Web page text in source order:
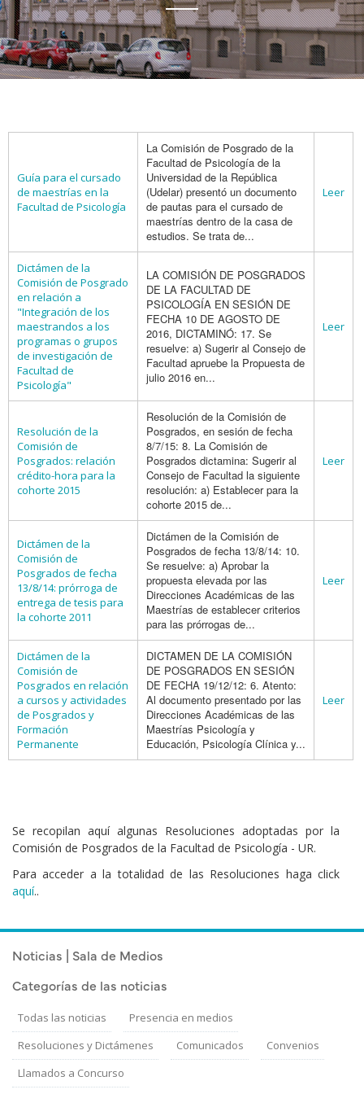
Noticias | Sala de Medios
Categorías de las noticias
Todas las noticias
Presencia en medios
Resoluciones y Dictámenes
Comunicados
Convenios
Llamados a Concurso
Se recopilan aquí algunas Resoluciones adoptadas por la
Comisión de Posgrados de la Facultad de Psicología - UR.
Para acceder a la totalidad de las Resoluciones haga click
aquí..
Guía para el cursado
de maestrías en la
Facultad de Psicología
La Comisión de Posgrado de la
Facultad de Psicología de la
Universidad de la República
(Udelar) presentó un documento
de pautas para el cursado de
maestrías dentro de la casa de
estudios. Se trata de...
Leer
Dictámen de la
Comisión de Posgrado
en relación a
"Integración de los
maestrandos a los
programas o grupos
de investigación de
Facultad de
Psicología"
LA COMISIÓN DE POSGRADOS
DE LA FACULTAD DE
PSICOLOGÍA EN SESIÓN DE
FECHA 10 DE AGOSTO DE
2016, DICTAMINÓ: 17. Se
resuelve: a) Sugerir al Consejo de
Facultad apruebe la Propuesta de
julio 2016 en...
Leer
Resolución de la
Comisión de
Posgrados: relación
crédito-hora para la
cohorte 2015
Resolución de la Comisión de
Posgrados, en sesión de fecha
8/7/15: 8. La Comisión de
Posgrados dictamina: Sugerir al
Consejo de Facultad la siguiente
resolución: a) Establecer para la
cohorte 2015 de...
Leer
Dictámen de la
Comisión de
Posgrados de fecha
13/8/14: prórroga de
entrega de tesis para
la cohorte 2011
Dictámen de la Comisión de
Posgrados de fecha 13/8/14: 10.
Se resuelve: a) Aprobar la
propuesta elevada por las
Direcciones Académicas de las
Maestrías de establecer criterios
para las prórrogas de...
Leer
Dictámen de la
Comisión de
Posgrados en relación
a cursos y actividades
de Posgrados y
Formación
Permanente
DICTAMEN DE LA COMISIÓN
DE POSGRADOS EN SESIÓN
DE FECHA 19/12/12: 6. Atento:
Al documento presentado por las
Direcciones Académicas de las
Maestrías Psicología y
Educación, Psicología Clínica y...
Leer